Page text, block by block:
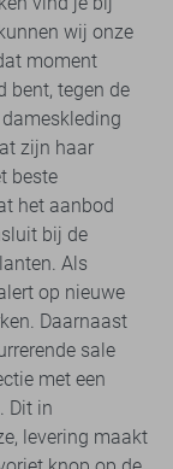
wij onze
moment
bent, tegen de
zijn haar
beste
het aanbod
bij de
Als
op nieuwe
Daarnaast
sale
met een
Dit in
levering maakt